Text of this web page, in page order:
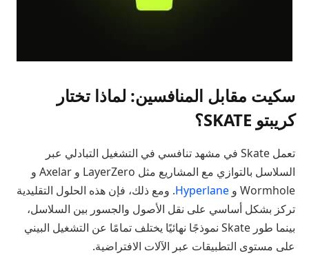
سكيت مقابل المنافسين: لماذا تختار
كريبتو SKATE؟
تعمل Skate في مشهد تنافسي في التشغيل التبادلي عبر
السلاسل بالتوازي مع المشاريع مثل LayerZero و Axelar و
Wormhole و
Hyperlane. ومع ذلك، فإن هذه الحلول التقليدية
تركز بشكل أساسي على نقل الأصول والجسور بين السلاسل،
بينما طور Skate نموذجًا نهائيًا يختلف تمامًا عن التشغيل البيني
على مستوى التطبيقات عبر الآلات الافتراضية.